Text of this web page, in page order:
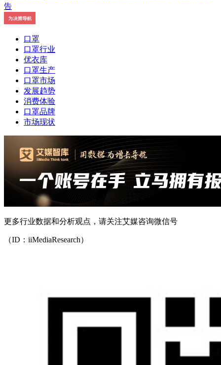
口罩
口罩行业
优衣库
口罩生产
口罩市场
发展趋势
消费体验
口罩品牌
市场现状
更多行业数据和分析观点，请关注艾媒咨询微信号
（ID：iiMediaResearch）